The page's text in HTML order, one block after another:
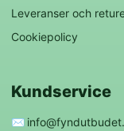
Leveranser och
Cookiepolicy
Kundservice
✉️